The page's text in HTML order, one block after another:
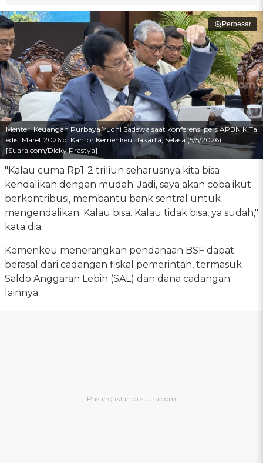
Perbesar
Menteri Keuangan Purbaya Yudhi Sadewa saat konferensi pers APBN KiTa
edisi Maret 2026 di Kantor Kemenkeu, Jakarta, Selasa (5/5/2026).
[Suara.com/Dicky Prastya]
"Kalau cuma Rp1-2 triliun seharusnya kita bisa
kendalikan dengan mudah. Jadi, saya akan coba ikut
berkontribusi, membantu bank sentral untuk
mengendalikan. Kalau bisa. Kalau tidak bisa, ya sudah,"
kata dia.
Kemenkeu menerangkan pendanaan BSF dapat
berasal dari cadangan fiskal pemerintah, termasuk
Saldo Anggaran Lebih (SAL) dan dana cadangan
lainnya.